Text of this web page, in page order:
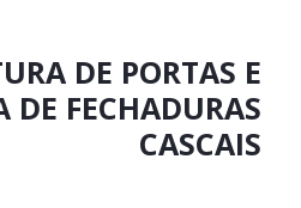
DE PORTAS E
DE FECHADURAS
CASCAIS